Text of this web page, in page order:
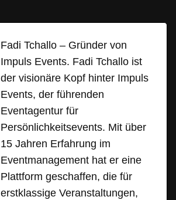
Fadi Tchallo – Gründer von
Impuls Events. Fadi Tchallo ist
der visionäre Kopf hinter Impuls
Events, der führenden
Eventagentur für
Persönlichkeitsevents. Mit über
15 Jahren Erfahrung im
Eventmanagement hat er eine
Plattform geschaffen, die für
erstklassige Veranstaltungen,